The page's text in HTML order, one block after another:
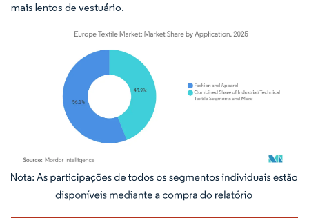
mais lentos de vestuário.
Imagem © Mordor Intelligence. O reuso requer atribuição conforme CC BY 4.0.